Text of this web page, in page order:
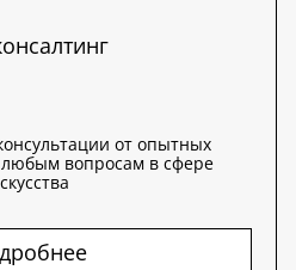
от опытных
любым вопросам в сфере